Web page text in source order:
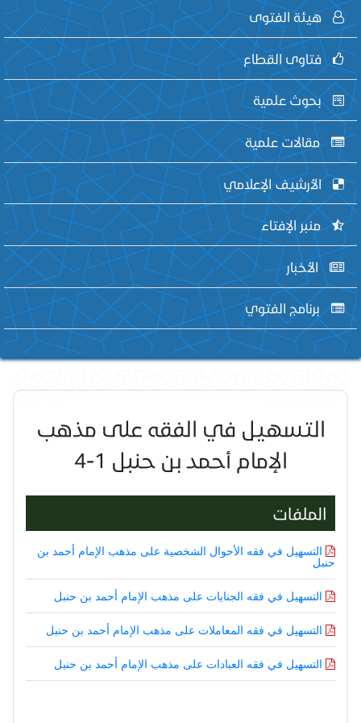
هيئة الفتوى
فتاوى القطاع
بحوث علمية
مقالات علمية
الأرشيف الإعلامي
منبر الإفتاء
الأخبار
برنامج الفتوي
التسهيل في الفقه على مذهب
الإمام أحمد بن حنبل 1-4
الملفات
التسهيل في فقه الأحوال الشخصية على مذهب الإمام أحمد بن
حنبل
التسهيل في فقه الجنايات على مذهب الإمام أحمد بن حنبل
التسهيل في فقه المعاملات على مذهب الإمام أحمد بن حنبل
التسهيل في فقه العبادات على مذهب الإمام أحمد بن حنبل